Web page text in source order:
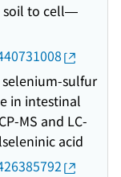
soil to cell—
sulfur
in intestinal
MS and LC-
acid